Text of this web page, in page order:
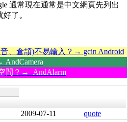
通常現在通常是中文網頁先列出
了。
、倉頡)不易輸入？→ gcin Android
間？→ AndAlarm
2009-07-11 quote